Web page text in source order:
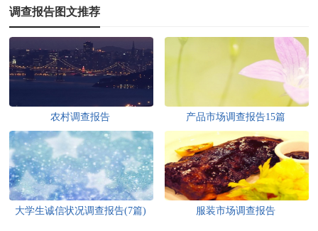
调查报告图文推荐
农村调查报告 产品市场调查报告15篇
大学生诚信状况调查报告(7篇) 服装市场调查报告